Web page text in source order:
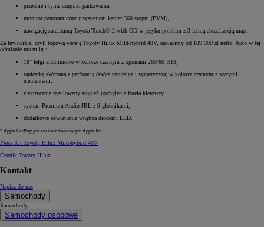
przednie i tylne czujniki parkowania,
monitor panoramiczny z systemem kamer 360 stopni (PVM),
nawigację satelitarną Toyota Touch® 2 with GO w języku polskim z 3-letnią aktualizacją map.
Za Invincible, czyli topową wersję Toyoty Hilux Mild-hybrid 48V, zapłacimy od 189 900 zł netto. Auto w tej
odmianie ma m.in.:
18" felgi aluminiowe w kolorze czarnym z oponami 265/60 R18,
tapicerkę skórzaną z perforacją (skóra naturalna i syntetyczna) w kolorze czarnym z szarymi
elementami,
elektrycznie regulowany stopień pochylenia fotela kierowcy,
system Premium Audio JBL z 9 głośnikami,
dodatkowe oświetlenie wnętrza diodami LED.
* Apple CarPlay jest znakiem towarowym Apple Inc.
Press Kit Toyoty Hilux Mild-hybrid 48V
Cennik Toyoty Hilux
Kontakt
Napisz do nas
Samochody
Samochody
Samochody osobowe